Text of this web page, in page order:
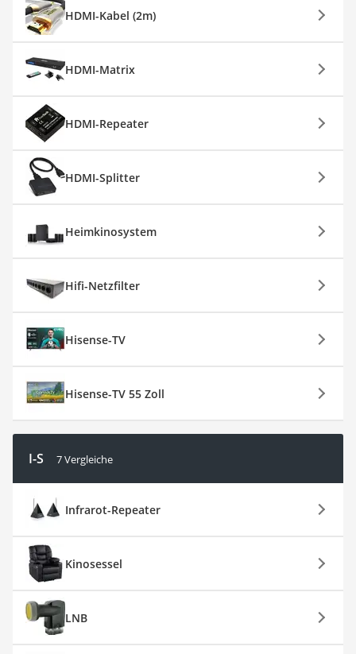
HDMI-Kabel (2m)
HDMI-Matrix
HDMI-Repeater
HDMI-Splitter
Heimkinosystem
Hifi-Netzfilter
Hisense-TV
Hisense-TV 55 Zoll
I-S 7 Vergleiche
Infrarot-Repeater
Kinosessel
LNB